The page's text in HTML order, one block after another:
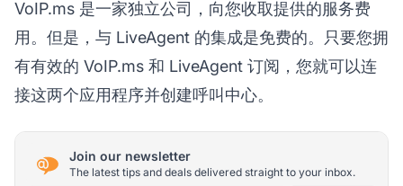
VoIP.ms 是一家独立公司，向您收取提供的服务费
用。但是，与 LiveAgent 的集成是免费的。只要您拥
有有效的 VoIP.ms 和 LiveAgent 订阅，您就可以连
接这两个应用程序并创建呼叫中心。
Join our newsletter
The latest tips and deals delivered straight to your inbox.